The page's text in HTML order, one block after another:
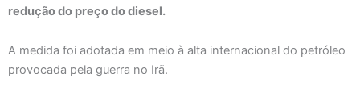
redução do preço do diesel.
A medida foi adotada em meio à alta internacional do petróleo
provocada pela guerra no Irã.